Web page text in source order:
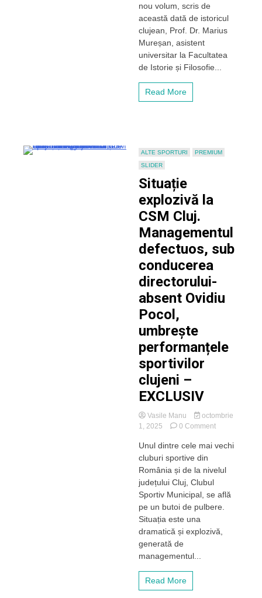
carte
despre
Universitatea
Cluj
și
cea
importantă
performanță
României
nou volum, scris de
această dată de istoricul
clujean, Prof. Dr. Marius
Mureșan, asistent
universitar la Facultatea
de Istorie și Filosofie...
Read More
ALTE SPORTURI
PREMIUM
SLIDER
Situație
explozivă la
CSM Cluj.
Managementul
defectuos, sub
conducerea
directorului-
absent Ovidiu
Pocol,
umbrește
performanțele
sportivilor
clujeni –
EXCLUSIV
Vasile Manu
octombrie
1, 2025
0 Commenton
explozivă
CSM
defectuos,
sub
directorului-
Unul dintre cele mai vechi
cluburi sportive din
România și de la nivelul
județului Cluj, Clubul
Sportiv Municipal, se află
pe un butoi de pulbere.
Situația este una
dramatică și explozivă,
generată de
managementul...
Read More